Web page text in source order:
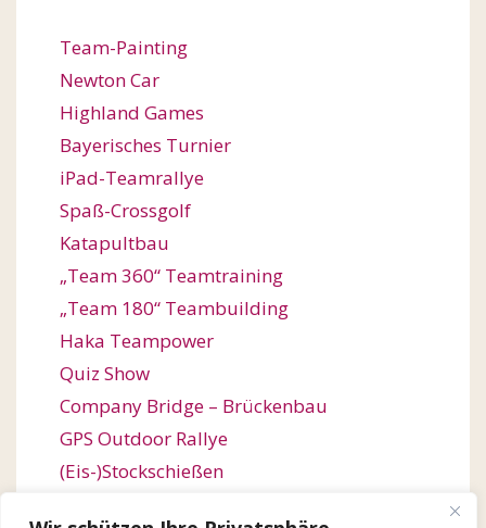
Team-Painting
Newton Car
Highland Games
Bayerisches Turnier
iPad-Teamrallye
Spaß-Crossgolf
Katapultbau
„Team 360“ Teamtraining
„Team 180“ Teambuilding
Haka Teampower
Quiz Show
Company Bridge – Brückenbau
GPS Outdoor Rallye
(Eis-)Stockschießen